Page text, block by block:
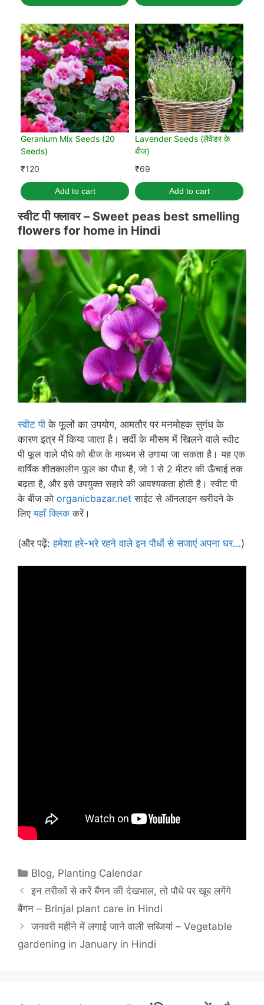
Geranium Mix Seeds (20
Seeds)
₹120
Add to cart
Lavender Seeds (लैवेंडर के
बीज)
₹69
Add to cart
स्वीट पी फ्लावर – Sweet peas best smelling
flowers for home in Hindi
स्वीट पी के फूलों का उपयोग, आमतौर पर मनमोहक सुगंध के
कारण इत्र में किया जाता है। सर्दी के मौसम में खिलने वालेस्वीट
पीफूल वाले पौधे को बीज के माध्यम से उगाया जा सकता है। यह एक
वार्षिक शीतकालीन फूल का पौधा है, जो 1 से 2 मीटर की ऊँचाई तक
बढ़ता है, और इसे उपयुक्त सहारे की आवश्यकता होती है। स्वीट पी
के बीज को organicbazar.net साईट से ऑनलाइन खरीदने के
लिएयहाँ क्लिककरें।
(और पढ़ें:हमेशा हरे-भरे रहने वाले इन पौधों से सजाएं अपना घर…)
Categories
Blog, Planting Calendar
इन तरीकों से करें बैंगन की देखभाल, तो पौधे पर खूब लगेंगे
बैंगन – Brinjal plant care in Hindi
जनवरी महीने में लगाई जाने वाली सब्जियां – Vegetable
gardening in January in Hindi